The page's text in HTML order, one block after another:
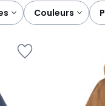
couleurs